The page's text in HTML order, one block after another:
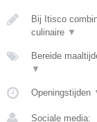
Bij Itisco
culinaire ▼
Bereide
▼
Openingstijden
Sociale media: